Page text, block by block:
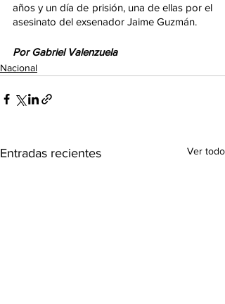
años y un día de prisión, una de ellas por el
asesinato del exsenador Jaime Guzmán.
Por Gabriel Valenzuela
Nacional
Entradas recientes Ver todo